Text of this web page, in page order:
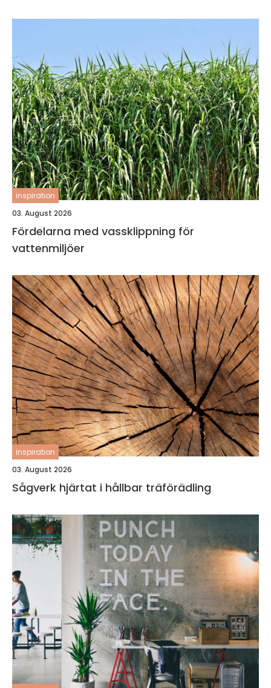
inspiration
03. August 2026
Fördelarna med vassklippning för
vattenmiljöer
inspiration
03. August 2026
Sågverk hjärtat i hållbar träförädling